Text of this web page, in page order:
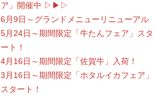
ア」開催中 ▷▶▷
6月9日～グランドメニューリニューアル
5月24日～期間限定「牛たんフェア」スタ
ート！
4月16日～期間限定「佐賀牛」入荷！
3月16日～期間限定「ホタルイカフェア」
スタート！